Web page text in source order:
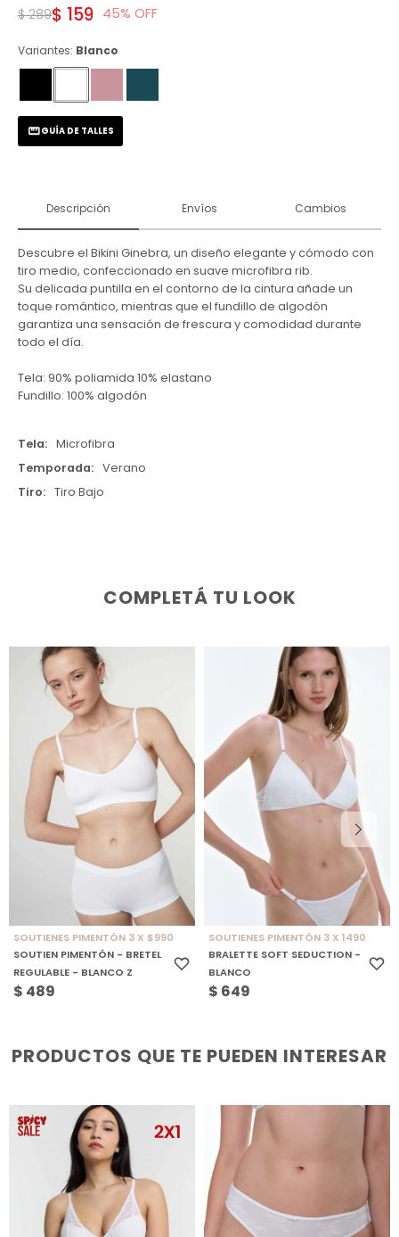
$ 159
$ 289 45
Variantes: Blanco
GUÍA DE TALLES
Descripción Envíos Cambios
Descubre el Bikini Ginebra, un diseño elegante y cómodo con
tiro medio, confeccionado en suave microfibra rib.
Su delicada puntilla en el contorno de la cintura añade un
toque romántico, mientras que el fundillo de algodón
garantiza una sensación de frescura y comodidad durante
todo el día.
Tela: 90% poliamida 10% elastano
Fundillo: 100% algodón
Tela
Microfibra
Temporada
Verano
Tiro
Tiro Bajo
COMPLETÁ TU LOOK
SOUTIENES PIMENTÓN 3 X $990
SOUTIEN PIMENTÓN - BRETEL
REGULABLE - BLANCO Z
$ 489
SOUTIENES PIMENTÓN 3 X 1490
BRALETTE SOFT SEDUCTION -
BLANCO
$ 649
PRODUCTOS QUE TE PUEDEN INTERESAR